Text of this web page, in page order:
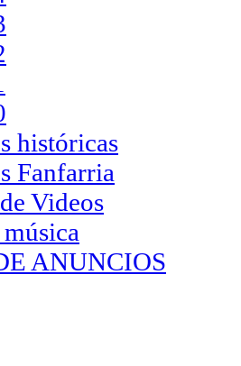
históricas
Fanfarria
Videos
ANUNCIOS